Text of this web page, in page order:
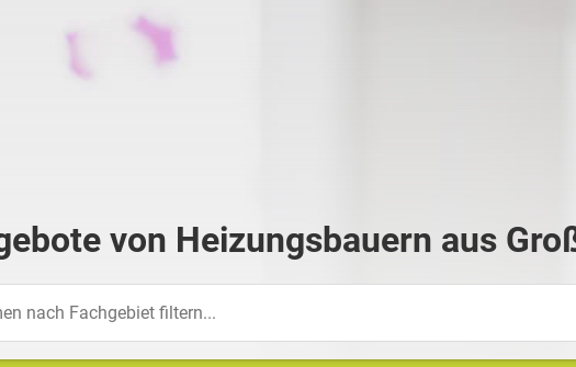
von Heizungsbauern aus